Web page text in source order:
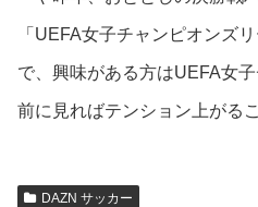
「UEFA女子チャンピオンズ
で、興味がある方はUEFA女
前に見ればテンション上がる
DAZN サッカー